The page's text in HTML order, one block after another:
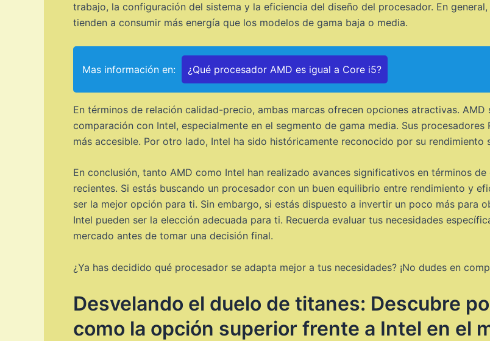
trabajo, la configuración del sistema y la eficiencia del diseño del procesador. En
tienden a consumir más energía que los modelos de gama baja o media.
Mas información en: ¿Qué procesador AMD es igual a Core i5?
En términos de relación calidad-precio, ambas marcas ofrecen opciones atractivas.
comparación con Intel, especialmente en el segmento de gama media. Sus
más accesible. Por otro lado, Intel ha sido históricamente reconocido por su rendimiento
En conclusión, tanto AMD como Intel han realizado avances significativos en términos
recientes. Si estás buscando un procesador con un buen equilibrio entre rendimiento y
ser la mejor opción para ti. Sin embargo, si estás dispuesto a invertir un poco más para
Intel pueden ser la elección adecuada para ti. Recuerda evaluar tus necesidades
mercado antes de tomar una decisión final.
¿Ya has decidido qué procesador se adapta mejor a tus necesidades? ¡No dudes en
Desvelando el duelo de titanes: Descubre
como la opción superior frente a Intel en el